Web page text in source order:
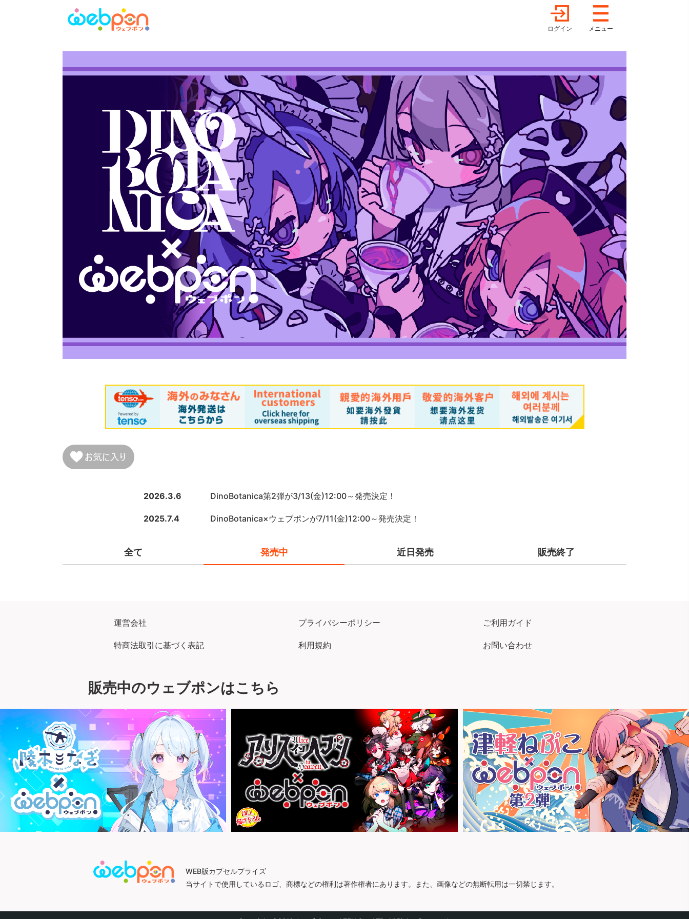
ログイン メニュー
2026.3.6 DinoBotanica第2弾が3/13(金)12:00～発売決定！
2025.7.4 DinoBotanica×ウェブポンが7/11(金)12:00～発売決定！
全て 発売中 近日発売 販売終了
運営会社 プライバシーポリシー ご利用ガイド
特商法取引に基づく表記 利用規約 お問い合わせ
販売中のウェブポンはこちら
WEB版カプセルプライズ
当サイトで使用しているロゴ、商標などの権利は著作権者にあります。また、画像などの無断転用は一切禁じます。